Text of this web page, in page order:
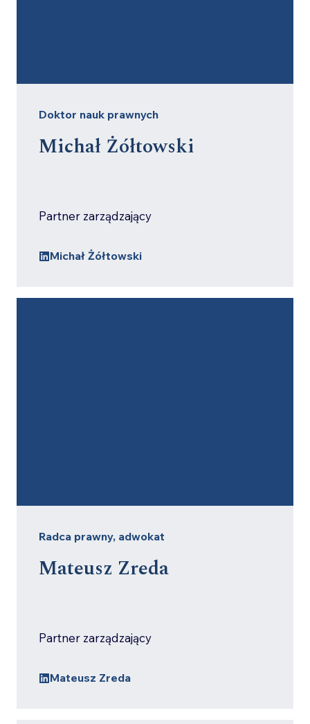
Doktor nauk prawnych
Michał Żółtowski
Partner zarządzający
Michał Żółtowski
Radca prawny, adwokat
Mateusz Zreda
Partner zarządzający
Mateusz Zreda